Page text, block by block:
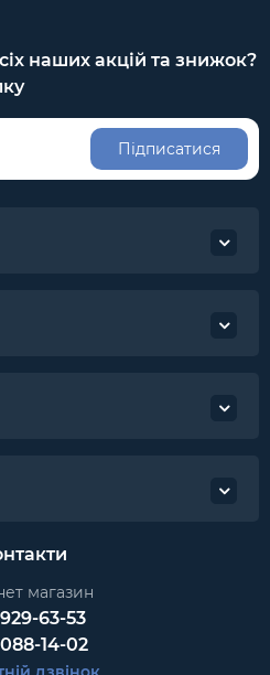
наших акцій та знижок?
Підписатися
магазин
63-53
14-02